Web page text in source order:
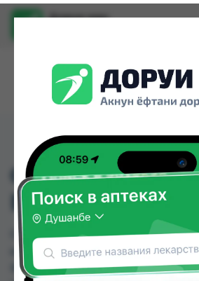
Доруи ман
COMPLIMENT
БАЛЗАМ
COMPLIMENT 500МЛ БАЛЗАМ
или заказать в аптеках, Дору
Фарм №20, Дору Фарм №6,